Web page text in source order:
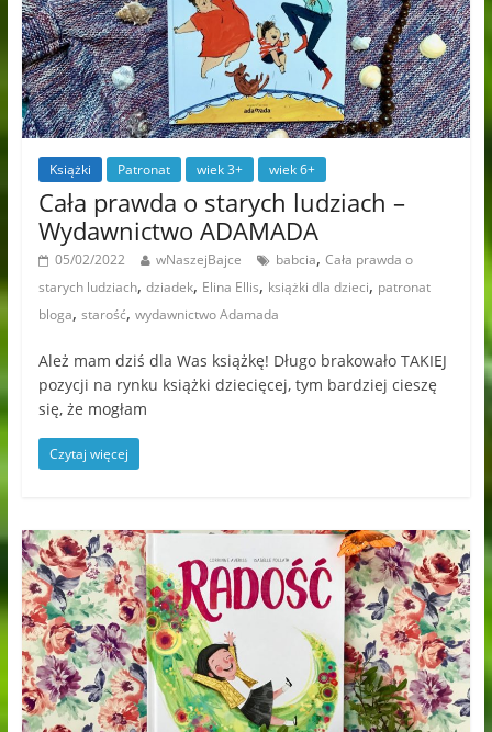
Książki Patronat wiek 3+ wiek 6+
Cała prawda o starych ludziach –
Wydawnictwo ADAMADA
05/02/2022 wNaszejBajce babcia, Cała prawda o
starych ludziach, dziadek, Elina Ellis, książki dla dzieci, patronat
bloga, starość, wydawnictwo Adamada
Ależ mam dziś dla Was książkę! Długo brakowało TAKIEJ
pozycji na rynku książki dziecięcej, tym bardziej cieszę
się, że mogłam
Czytaj więcej